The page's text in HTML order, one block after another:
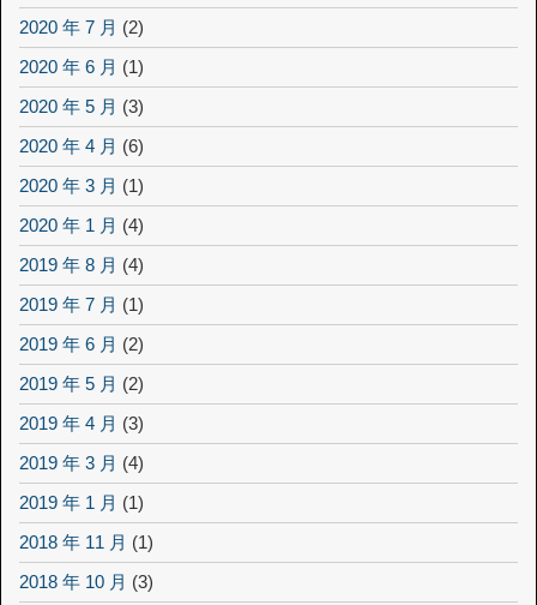
2020 年 7 月 (2)
2020 年 6 月 (1)
2020 年 5 月 (3)
2020 年 4 月 (6)
2020 年 3 月 (1)
2020 年 1 月 (4)
2019 年 8 月 (4)
2019 年 7 月 (1)
2019 年 6 月 (2)
2019 年 5 月 (2)
2019 年 4 月 (3)
2019 年 3 月 (4)
2019 年 1 月 (1)
2018 年 11 月 (1)
2018 年 10 月 (3)